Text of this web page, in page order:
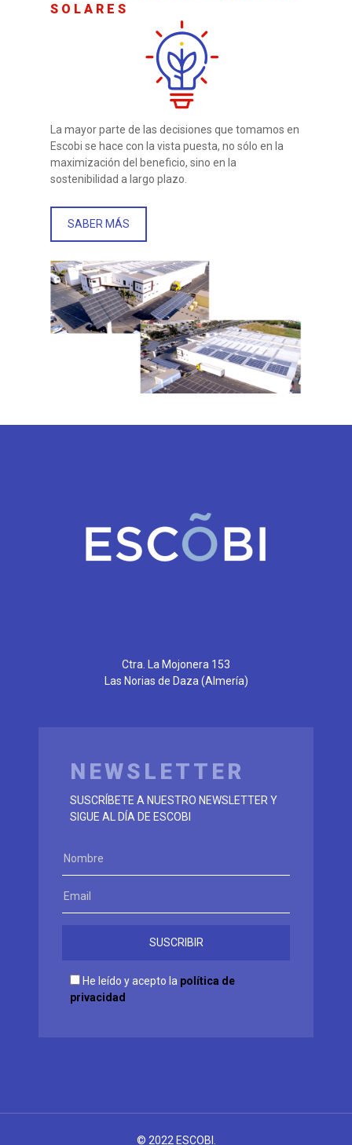
SOLARES
La mayor parte de las decisiones que tomamos en
Escobi se hace con la vista puesta, no sólo en la
maximización del beneficio, sino en la
sostenibilidad a largo plazo.
SABER MÁS
Ctra. La Mojonera 153
Las Norias de Daza (Almería)
NEWSLETTER
SUSCRÍBETE A NUESTRO NEWSLETTER Y
SIGUE AL DÍA DE ESCOBI
He leído y acepto la política de
privacidad
© 2022 ESCOBI.